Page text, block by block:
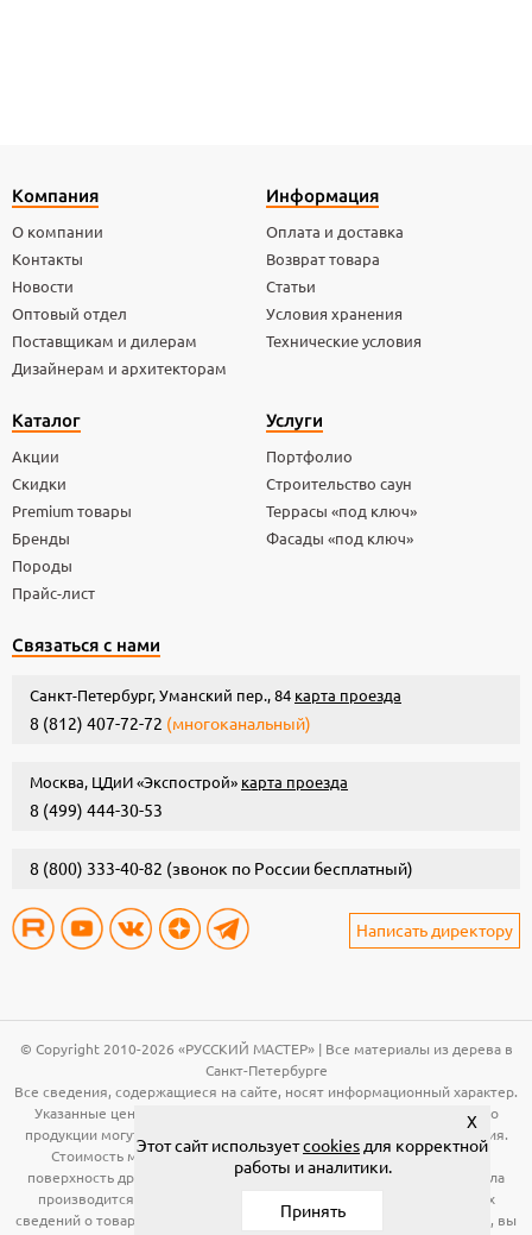
Компания
О компании
Контакты
Новости
Оптовый отдел
Поставщикам и дилерам
Дизайнерам и архитекторам
Информация
Оплата и доставка
Возврат товара
Статьи
Условия хранения
Технические условия
Каталог
Акции
Скидки
Premium товары
Бренды
Породы
Прайс-лист
Услуги
Портфолио
Строительство саун
Террасы «под ключ»
Фасады «под ключ»
Связаться с нами
Санкт-Петербург, Уманский пер., 84 карта проезда
8 (812) 407-72-72 (многоканальный)
Москва, ЦДиИ «Экспострой» карта проезда
8 (499) 444-30-53
8 (800) 333-40-82 (звонок по России бесплатный)
Написать директору
© Copyright 2010-2026 «РУССКИЙ МАСТЕР» | Все материалы из дерева в
Санкт-Петербурге
Все сведения, содержащиеся на сайте, носят информационный характер.
Указанные цены, технические характеристики и иная информация о
продукции могут быть изменены без предварительного уведомления.
Стоимость материала (вагонка, панели и т.д.) указана за общую
поверхность древесины. Расчет необходимого количества материала
производится по рабочей поверхности. Для получения подробных
сведений о товарах, указанных на сайте, в том числе об их стоимости, вы
X
Этот сайт используетcookies для корректной
работы и аналитики.
Принять